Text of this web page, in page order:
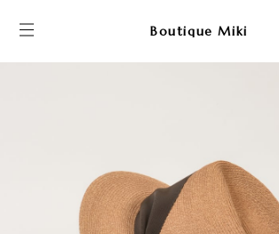
Boutique Miki